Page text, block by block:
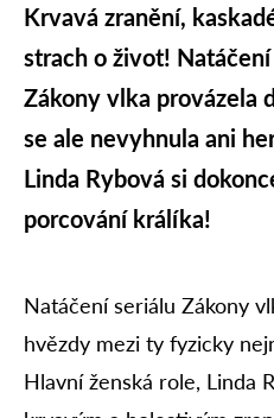
Krvavá zranění,
strach o život!
Zákony vlka provázela
se ale nevyhnula ani
Linda Rybová si
porcování králíka!
Natáčení seriálu Zákony
hvězdy mezi ty fyzicky
Hlavní ženská role, Linda